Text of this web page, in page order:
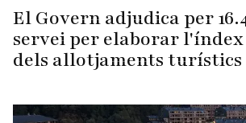
El Govern adjudica per
servei per elaborar l'índex
dels allotjaments turístics